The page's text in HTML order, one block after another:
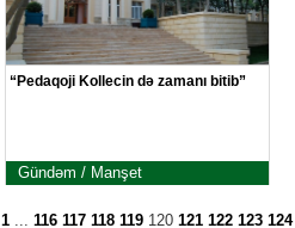
“Pedaqoji Kollecin də zamanı bitib”
Gündəm / Manşet
1 ... 116 117 118 119 120 121 122 123 124